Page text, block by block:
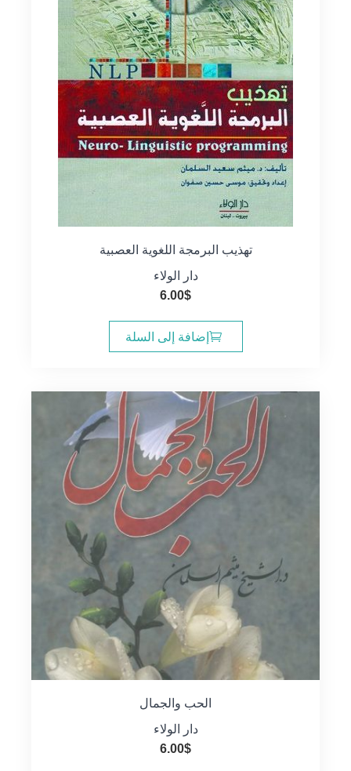
تهذيب البرمجة اللغوية العصبية
دار الولاء
6.00$
إضافة إلى السلة
الحب والجمال
دار الولاء
6.00$